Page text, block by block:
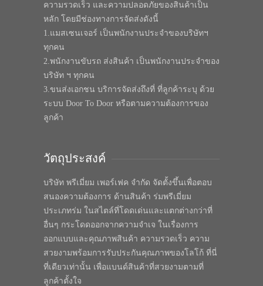
ความรวดเร็ว และความปลอดภัยของสินค้าเป็น
หลัก โดยมีช่องทางการจัดส่งดังนี้
1.แมสเซนเจอร์ เป็นพนักงานประจำของบริษัทฯ
ทุกคน
2.พนักงานขับรถ ส่งสินค้า เป็นพนักงานประจำของ
บริษัท ฯ ทุกคน
3.ขนส่งเอกชน บริการจัดส่งถึงที่ ที่ลูกค้าระบุ ด้วย
ระบบ Door To Door หรือตามความต้องการของ
ลูกค้า
วัตถุประสงค์
บริษัท พรีเมี่ยม เพอร์เฟค จำกัด จัดตั้งขึ้นเพื่อตอบ
สนองความต้องการ ด้านสินค้า ร่มพรีเมี่ยม
ประเภทร่ม ในสไตล์ที่โดดเด่นและแตกต่างกว่าที่
อื่นๆ กระโดดออกจากความจำเจ ในเรื่องการ
ออกแบบและคุณภาพสินค้า ความรวดเร็ว ความ
สวยงามพร้อมการรับประกันคุณภาพของโลโก้ ที่นี่
ที่เดียวเท่านั้น เพื่อแบนด์สินค้าที่สวยงามตามที่
ลูกค้าตั้งใจ